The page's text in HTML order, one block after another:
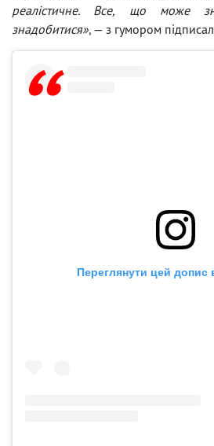
реалістичне. Все, що може
знадобитися», — з гумором
Переглянути цей допис